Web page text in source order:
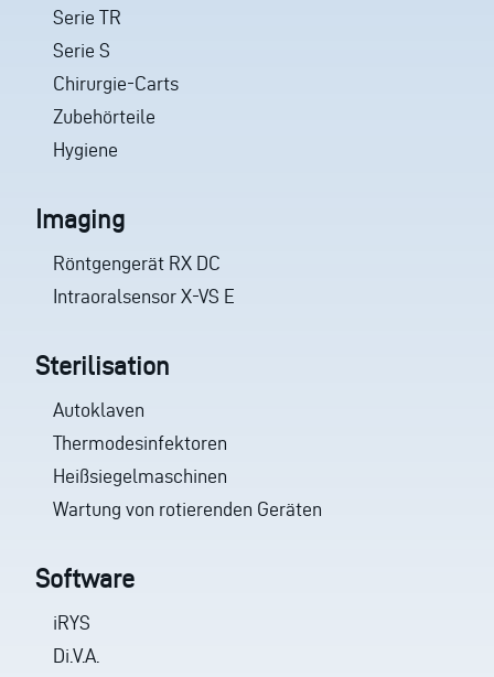
Serie TR
Serie S
Chirurgie-Carts
Zubehörteile
Hygiene
Imaging
Röntgengerät RX DC
Intraoralsensor X-VS E
Sterilisation
Autoklaven
Thermodesinfektoren
Heißsiegelmaschinen
Wartung von rotierenden Geräten
Software
iRYS
Di.V.A.